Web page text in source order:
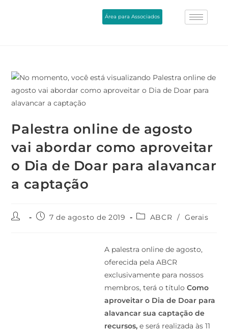
Área para Associados
Palestra online de agosto
vai abordar como aproveitar
o Dia de Doar para alavancar
a captação
7 de agosto de 2019 ABCR / Gerais
A palestra online de agosto,
oferecida pela ABCR
exclusivamente para nossos
membros, terá o títuloComo
aproveitar o Dia de Doar para
alavancar sua captação de
recursos, e será realizada às 11